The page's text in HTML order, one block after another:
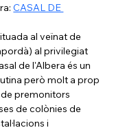
CASAL DE
al veïnat de
al privilegiat
de l'Albera és un
però molt a prop
de premonitors
de colònies de
i